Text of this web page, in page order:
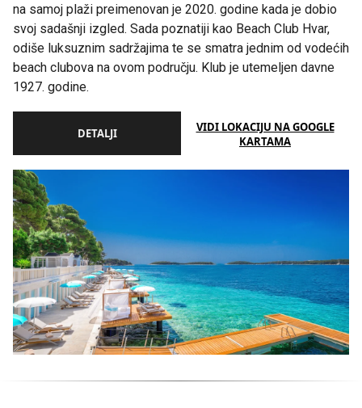
na samoj plaži preimenovan je 2020. godine kada je dobio
svoj sadašnji izgled. Sada poznatiji kao Beach Club Hvar,
odiše luksuznim sadržajima te se smatra jednim od vodećih
beach clubova na ovom području. Klub je utemeljen davne
1927. godine.
DETALJI
VIDI LOKACIJU NA GOOGLE
KARTAMA